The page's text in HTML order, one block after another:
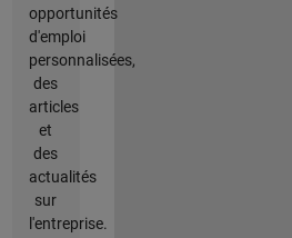
opportunités
d'emploi
personnalisées,
des
articles
et
des
actualités
sur
l'entreprise.